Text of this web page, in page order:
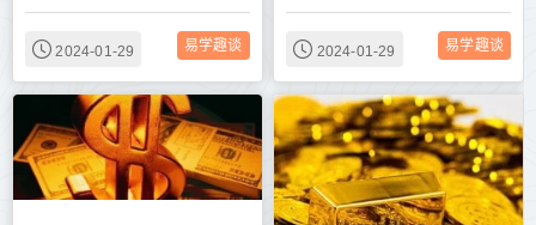
2024-01-29 易学趣谈 2024-01-29 易学趣谈